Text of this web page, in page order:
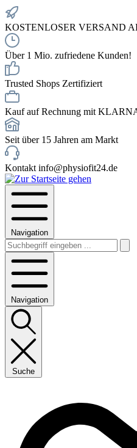
KOSTENLOSER VERSAND
Über 1 Mio. zufriedene Kunden!
Trusted Shops Zertifiziert
Kauf auf Rechnung mit
Seit über 15 Jahren am Markt
Kontakt info@physiofit24.de
Navigation
Navigation
Suche